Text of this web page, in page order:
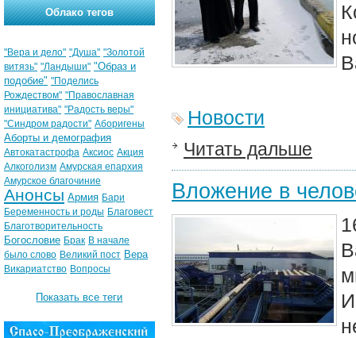
Новости
Читать дальше
Вложение в
Облако тегов
"Вера и дело" "Душа" "Золотой
витязь" "Ландыши" "Образ и
подобие" "Поделись
Рождеством" "Православная
инициатива" "Радость веры"
"Синдром радости" Аборигены
Аборты и демография
Автокатастрофа Аксиос Акция
Алкоголизм Амурская епархия
Амурское благочиние
Анонсы Армия Бари
Беременность и роды Благовест
Благотворительность
Богословие Брак В начале
было слово Великий пост Вера
Викариатство Вопросы
Показать все теги